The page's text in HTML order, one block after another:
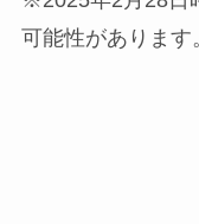
可能性があります